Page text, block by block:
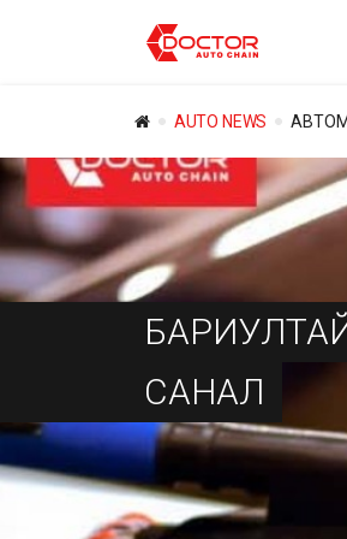
AUTO NEWS
САНАЛ